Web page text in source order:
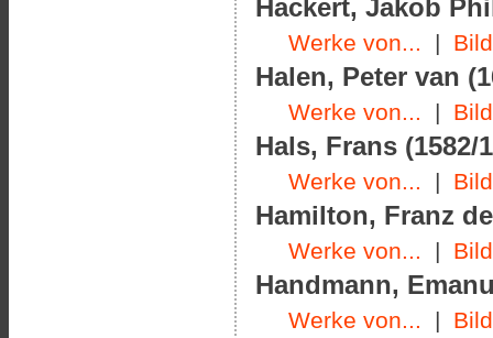
Hackert, Jakob
Werke von... |
Halen, Peter van
Werke von... |
Hals, Frans (1582/
Werke von... |
Hamilton, Franz
Werke von... |
Handmann,
Werke von... |